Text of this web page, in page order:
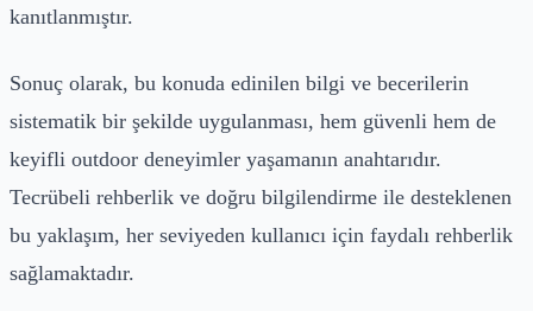
kanıtlanmıştır.
Sonuç olarak, bu konuda edinilen bilgi ve becerilerin
sistematik bir şekilde uygulanması, hem güvenli hem de
keyifli outdoor deneyimler yaşamanın anahtarıdır.
Tecrübeli rehberlik ve doğru bilgilendirme ile desteklenen
bu yaklaşım, her seviyeden kullanıcı için faydalı rehberlik
sağlamaktadır.